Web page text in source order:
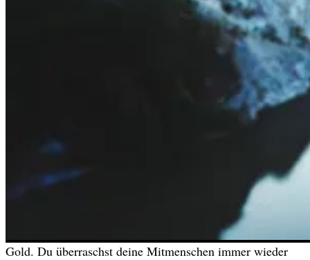
machst gerne neue Erfahrungen und genießt dein Leben in
A true American Girl – tolle Ausstrahlung und ein
Wahnsinns-Lächeln. Deine gute Laune ist wirklich
Eigenschaft sehr. Du bist unkompliziert und genießt das
Leben in vollen Zügen.
Du bist eine skandinavische Prinzessin mit einem Herz aus
Gold. Du überraschst deine Mitmenschen immer wieder